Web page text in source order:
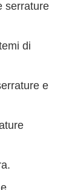
serrature
di
e